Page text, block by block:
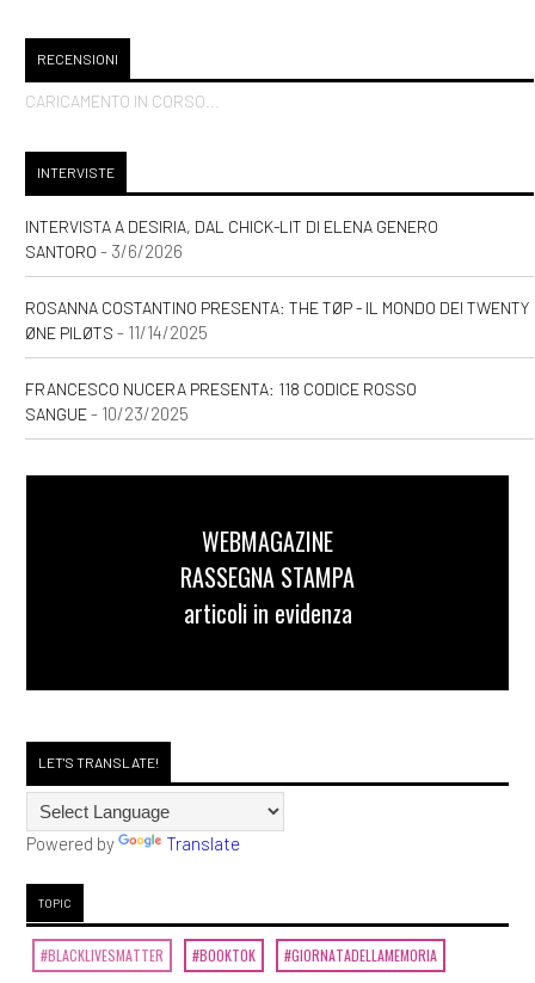
RECENSIONI
CARICAMENTO IN CORSO...
INTERVISTE
INTERVISTA A DESIRIA, DAL CHICK-LIT DI ELENA GENERO
SANTORO - 3/6/2026
ROSANNA COSTANTINO PRESENTA: THE TØP - IL MONDO DEI TWENTY
ØNE PILØTS - 11/14/2025
FRANCESCO NUCERA PRESENTA: 118 CODICE ROSSO
SANGUE- 10/23/2025
WEBMAGAZINE
RASSEGNA STAMPA
articoli in evidenza
LET'S TRANSLATE!
Powered by Translate
TOPIC
#BLACKLIVESMATTER #BOOKTOK #GIORNATADELLAMEMORIA